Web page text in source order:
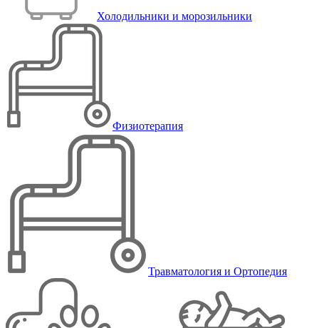
Холодильники и морозильники
Физиотерапия
Травматология и Ортопедия